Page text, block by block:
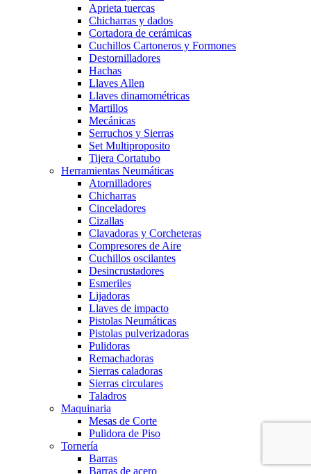
Aprieta tuercas
Chicharras y dados
Cortadora de cerámicas
Cuchillos Cartoneros y Formones
Destornilladores
Hachas
Llaves Allen
Llaves dinamométricas
Martillos
Mecánicas
Serruchos y Sierras
Set Multiproposito
Tijera Cortatubo
Herramientas Neumáticas
Atornilladores
Chicharras
Cinceladores
Cizallas
Clavadoras y Corcheteras
Compresores de Aire
Cuchillos oscilantes
Desincrustadores
Esmeriles
Lijadoras
Llaves de impacto
Pistolas Neumáticas
Pistolas pulverizadoras
Pulidoras
Remachadoras
Sierras caladoras
Sierras circulares
Taladros
Maquinaria
Mesas de Corte
Pulidora de Piso
Tornería
Barras
Barras de acero